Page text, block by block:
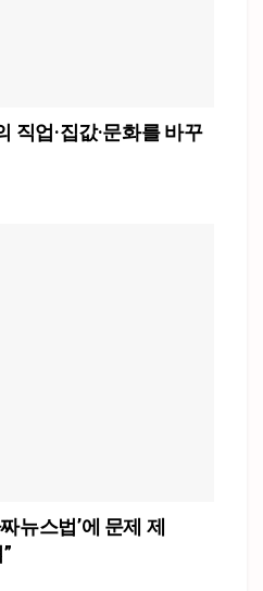
직업·집값·문화를 바꾸
뉴스법’에 문제 제